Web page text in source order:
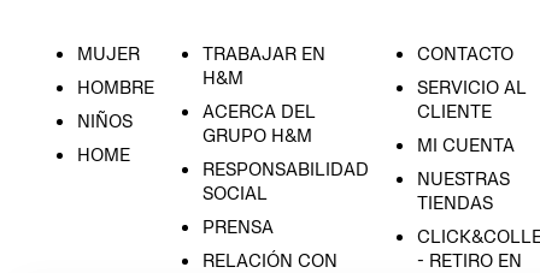
MUJER
HOMBRE
NIÑOS
HOME
TRABAJAR EN
H&M
ACERCA DEL
GRUPO H&M
RESPONSABILIDAD
SOCIAL
PRENSA
RELACIÓN CON
CONTACTO
SERVICIO AL
CLIENTE
MI CUENTA
NUESTRAS
TIENDAS
- RETIRO EN